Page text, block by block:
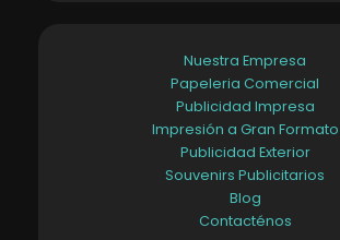
Nuestra Empresa
Papeleria Comercial
Publicidad Impresa
Impresión a Gran Formato
Publicidad Exterior
Souvenirs Publicitarios
Blog
Contacténos